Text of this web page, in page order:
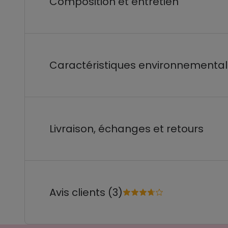
Caractéristiques
Livraison, échanges et retours
Avis clients (3)